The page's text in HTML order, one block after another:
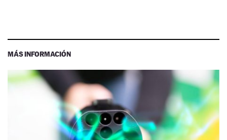
MÁS INFORMACIÓN